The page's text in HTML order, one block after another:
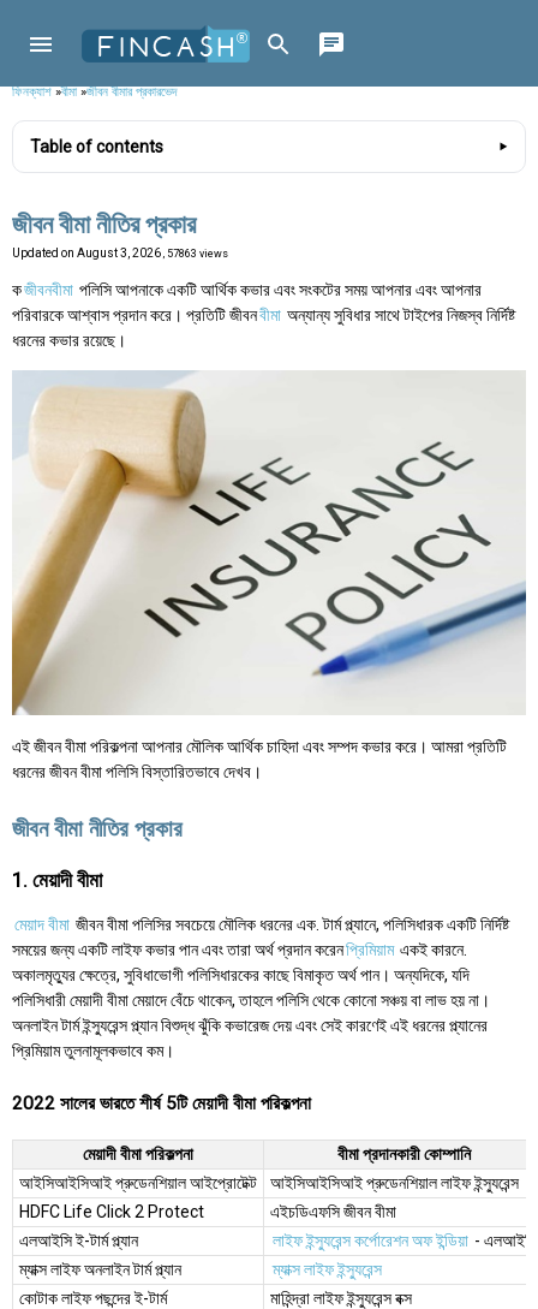
ফিনক্যাশ»বীমা»জীবন বীমার প্রকারভেদ
Table of contents
জীবন বীমা নীতির প্রকার
Updated on August 3, 2026 , 57863 views
কজীবনবীমা পলিসি আপনাকে একটি আর্থিক কভার এবং সংকটের সময় আপনার এবং আপনার
পরিবারকে আশ্বাস প্রদান করে। প্রতিটি জীবনবীমা অন্যান্য সুবিধার সাথে টাইপের নিজস্ব নির্দিষ্ট
ধরনের কভার রয়েছে।
এই জীবন বীমা পরিকল্পনা আপনার মৌলিক আর্থিক চাহিদা এবং সম্পদ কভার করে। আমরা প্রতিটি
ধরনের জীবন বীমা পলিসি বিস্তারিতভাবে দেখব।
জীবন বীমা নীতির প্রকার
1. মেয়াদী বীমা
মেয়াদ বীমা জীবন বীমা পলিসির সবচেয়ে মৌলিক ধরনের এক. টার্ম প্ল্যানে, পলিসিধারক একটি নির্দিষ্ট
সময়ের জন্য একটি লাইফ কভার পান এবং তারা অর্থ প্রদান করেনপ্রিমিয়াম একই কারনে.
অকালমৃত্যুর ক্ষেত্রে, সুবিধাভোগী পলিসিধারকের কাছে বিমাকৃত অর্থ পান। অন্যদিকে, যদি
পলিসিধারী মেয়াদী বীমা মেয়াদে বেঁচে থাকেন, তাহলে পলিসি থেকে কোনো সঞ্চয় বা লাভ হয় না।
অনলাইন টার্ম ইন্স্যুরেন্স প্ল্যান বিশুদ্ধ ঝুঁকি কভারেজ দেয় এবং সেই কারণেই এই ধরনের প্ল্যানের
প্রিমিয়াম তুলনামূলকভাবে কম।
2022 সালের ভারতে শীর্ষ 5টি মেয়াদী বীমা পরিকল্পনা
মেয়াদী বীমা পরিকল্পনা
বীমা প্রদানকারী কোম্পানি
আইসিআইসিআই প্রুডেনশিয়াল আইপ্রোটেক্ট
আইসিআইসিআই প্রুডেনশিয়াল লাইফ ইন্স্যুরেন্স
HDFC Life Click 2 Protect
এইচডিএফসি জীবন বীমা
এলআইসি ই-টার্ম প্ল্যান
লাইফ ইন্স্যুরেন্স কর্পোরেশন অফ ইন্ডিয়া - এলআইসি
ম্যাক্স লাইফ অনলাইন টার্ম প্ল্যান
ম্যাক্স লাইফ ইন্স্যুরেন্স
কোটাক লাইফ পছন্দের ই-টার্ম
মাহিন্দ্রা লাইফ ইন্স্যুরেন্স বক্স